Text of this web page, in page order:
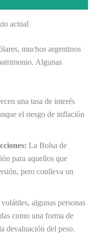
actual
muchos argentinos
Algunas
una tasa de interés
el riesgo de inflación
La Bolsa de
para aquellos que
pero conlleva un
algunas personas
como una forma de
devaluación del peso.